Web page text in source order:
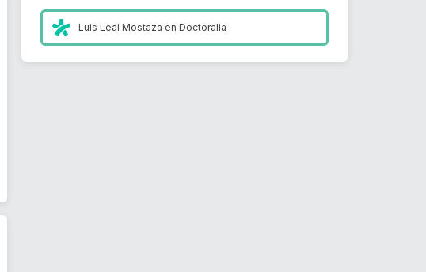
Luis Leal Mostaza enDoctoralia